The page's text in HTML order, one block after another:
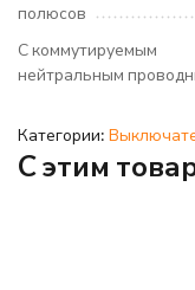
полюсов
С коммутируемым
нейтральным
Категории:
C этим